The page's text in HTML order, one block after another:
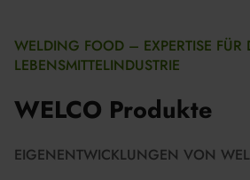
WELDING FOOD – EXPERTISE FÜR
LEBENSMITTELINDUSTRIE
WELCO Produkte
EIGENENTWICKLUNGEN VON